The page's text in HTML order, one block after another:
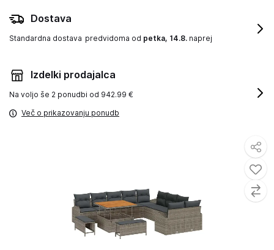
Dostava
Standardna dostava predvidoma od petka, 14.8. naprej
Izdelki prodajalca
Na voljo še 2 ponudbi od 942.99 €
Več o prikazovanju ponudb